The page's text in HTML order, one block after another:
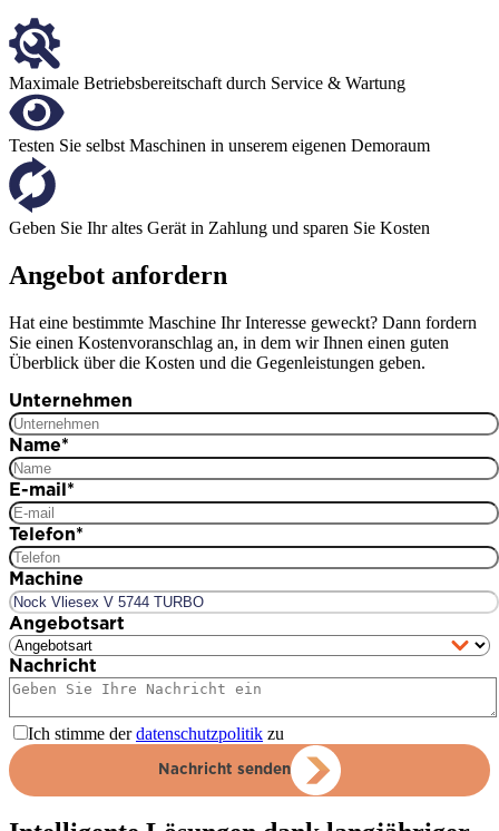
Maximale Betriebsbereitschaft durch Service & Wartung
Testen Sie selbst Maschinen in unserem eigenen Demoraum
Geben Sie Ihr altes Gerät in Zahlung und sparen Sie Kosten
Angebot anfordern
Hat eine bestimmte Maschine Ihr Interesse geweckt? Dann fordern
Sie einen Kostenvoranschlag an, in dem wir Ihnen einen guten
Überblick über die Kosten und die Gegenleistungen geben.
Unternehmen
Name*
E-mail*
Telefon*
Machine
Angebotsart
Nachricht
Ich stimme derdatenschutzpolitik zu
Nachricht senden